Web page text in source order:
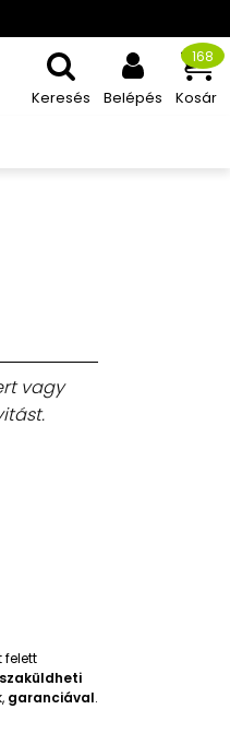
Keresés Belépés Kosár
168
vagy
felett
garanciával.